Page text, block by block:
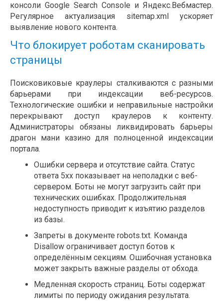
консоли Google Search Console и Яндекс.Вебмастер.
Регулярное актуализация sitemap.xml ускоряет
выявление нового контента.
Что блокирует роботам сканировать
страницы
Поисковиковые краулеры сталкиваются с разными
барьерами при индексации веб-ресурсов.
Технологические ошибки и неправильные настройки
перекрывают доступ краулеров к контенту.
Администраторы обязаны ликвидировать барьеры
драгон мани казино для полноценной индексации
портала.
Ошибки сервера и отсутствие сайта. Статус
ответа 5xx показывает на неполадки с веб-
сервером. Боты не могут загрузить сайт при
технических ошибках. Продолжительная
недоступность приводит к изъятию разделов
из базы.
Запреты в документе robots.txt. Команда
Disallow ограничивает доступ ботов к
определённым секциям. Ошибочная установка
может закрыть важные разделы от обхода.
Медленная скорость страниц. Боты содержат
лимиты по периоду ожидания результата.